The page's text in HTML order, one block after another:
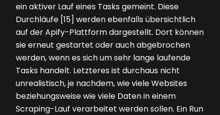
ein aktiver Lauf eines Tasks gemeint. Diese
Durchläufe [15] werden ebenfalls übersichtlich
auf der Apify-Plattform dargestellt. Dort können
sie erneut ­gestartet oder auch abgebrochen
werden, wenn es sich um sehr lange laufende
Tasks handelt. Letzteres ist durchaus nicht
unrealistisch, je nachdem, wie viele Websites
beziehungsweise wie viele Daten in einem
Scraping-Lauf verarbeitet werden sollen. Ein Run